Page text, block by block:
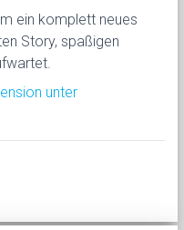
ein komplett neues
Story, spaßigen
unter